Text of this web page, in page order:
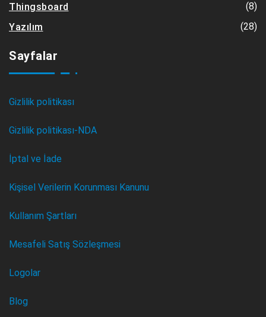
Thingsboard
(8)
Yazılım
(28)
Sayfalar
Gizlilik politikası
Gizlilik politikası-NDA
İptal ve İade
Kişisel Verilerin Korunması Kanunu
Kullanım Şartları
Mesafeli Satış Sözleşmesi
Logolar
Blog